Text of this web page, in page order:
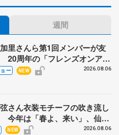
週間
里さんら第1回メンバーが友
20周年の「フレンズオンアイ
本賢二さん、有川梨絵さん、
ー NEW 2026.08.06
さん衣装モチーフの吹き流し
今年は「春よ、来い」、仙台
NEW 2026.08.06